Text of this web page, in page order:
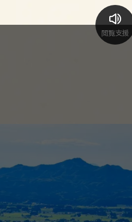
閲覧支援